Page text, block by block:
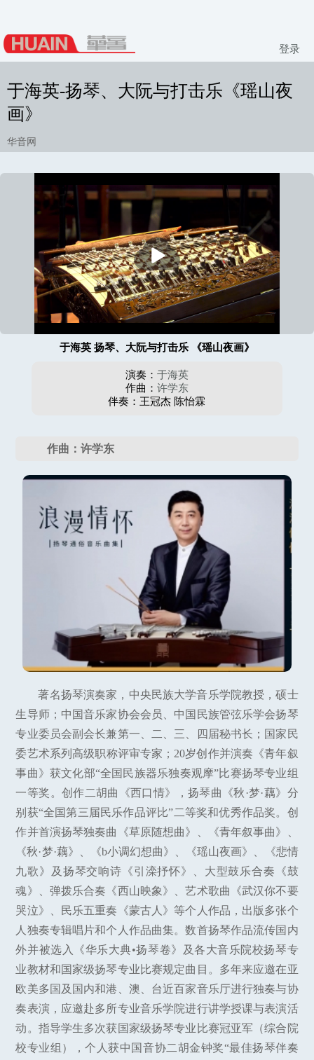
登录
于海英-扬琴、大阮与打击乐《瑶山夜
画》
华音网
播
放
于海英 扬琴、大阮与打击乐 《瑶山夜画》
演奏： 于海英
作曲： 许学东
伴奏：王冠杰 陈怡霖
作曲：许学东
著名扬琴演奏家，中央民族大学音乐学院教授，硕士
生导师；中国音乐家协会会员、中国民族管弦乐学会扬琴
专业委员会副会长兼第一、二、三、四届秘书长；国家民
委艺术系列高级职称评审专家；20岁创作并演奏《青年叙
事曲》获文化部“全国民族器乐独奏观摩”比赛扬琴专业组
一等奖。创作二胡曲《西口情》，扬琴曲《秋·梦·藕》分
别获“全国第三届民乐作品评比”二等奖和优秀作品奖。创
作并首演扬琴独奏曲《草原随想曲》、《青年叙事曲》、
《秋·梦·藕》、《b小调幻想曲》、《瑶山夜画》、《悲情
九歌》及扬琴交响诗《引滦抒怀》、大型鼓乐合奏《鼓
魂》、弹拨乐合奏《西山映象》、艺术歌曲《武汉你不要
哭泣》、民乐五重奏《蒙古人》等个人作品，出版多张个
人独奏专辑唱片和个人作品曲集。数首扬琴作品流传国内
外并被选入《华乐大典•扬琴卷》及各大音乐院校扬琴专
业教材和国家级扬琴专业比赛规定曲目。多年来应邀在亚
欧美多国及国内和港、澳、台近百家音乐厅进行独奏与协
奏表演，应邀赴多所专业音乐学院进行讲学授课与表演活
动。指导学生多次获国家级扬琴专业比赛冠亚军（综合院
校专业组），个人获中国音协二胡金钟奖“最佳扬琴伴奏